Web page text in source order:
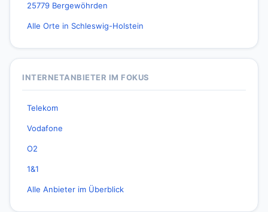
25779 Bergewöhrden
Alle Orte in Schleswig-Holstein
INTERNETANBIETER IM FOKUS
Telekom
Vodafone
O2
1&1
Alle Anbieter im Überblick